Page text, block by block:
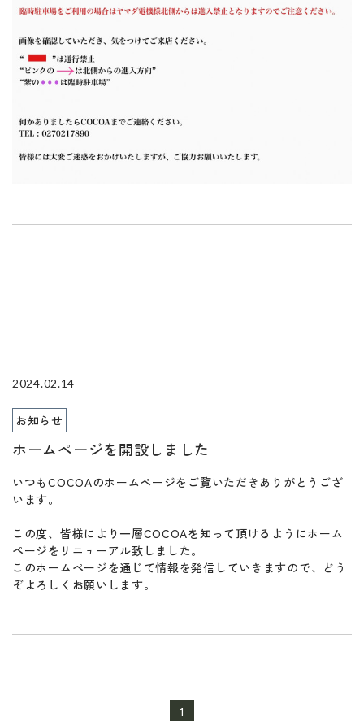
2024.02.14
お知らせ
ホームページを開設しました
いつもCOCOAのホームページをご覧いただきありがとうござ
います。
この度、皆様により一層COCOAを知って頂けるようにホーム
ページをリニューアル致しました。
このホームページを通じて情報を発信していきますので、どう
ぞよろしくお願いします。
1